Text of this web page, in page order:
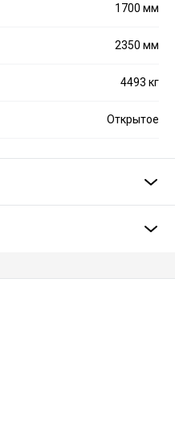
1700 мм
2350 мм
4493 кг
Открытое